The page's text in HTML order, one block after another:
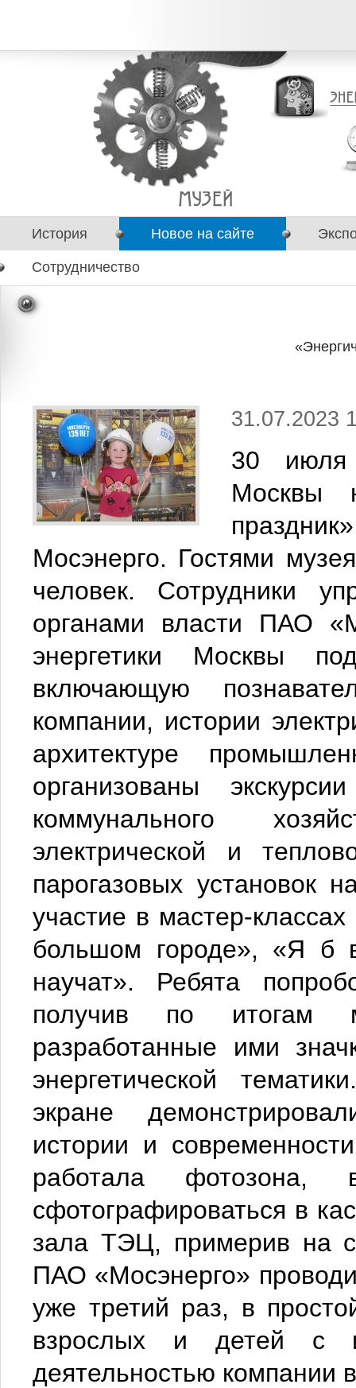
История Новое на сайте
Сотрудничество
31.07.2023
30 июля
Москвы
Мосэнерго. Гостями
человек. Сотрудники
органами власти ПАО
энергетики Москвы
включающую
компании, истории
архитектуре
организованы
коммунального
электрической и
парогазовых
участие в мастер-
большом городе», «Я б
научат». Ребята
получив по итогам
разработанные ими
энергетической
экране
истории и
работала фотозона,
сфотографироваться в
зала ТЭЦ, примерив на
ПАО «Мосэнерго»
уже третий раз, в
взрослых и детей с
деятельностью компании